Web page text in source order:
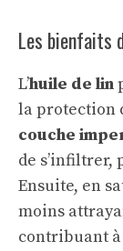
Les bienfaits
L’huile de lin
la protection
couche
de s’infiltrer,
Ensuite, en
moins
contribuant